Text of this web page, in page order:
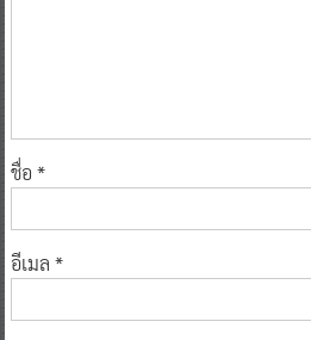
ชื่อ *
อีเมล *